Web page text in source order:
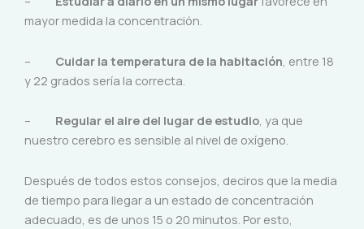
mayor medida la concentración.
– Cuidar la temperatura de la habitación , entre 18
y 22 grados sería la correcta.
– Regular el aire del lugar de estudio, ya que
nuestro cerebro es sensible al nivel de oxígeno.
Después de todos estos consejos, deciros que la media
de tiempo para llegar a un estado de concentración
adecuado, es de unos 15 o 20 minutos. Por esto,